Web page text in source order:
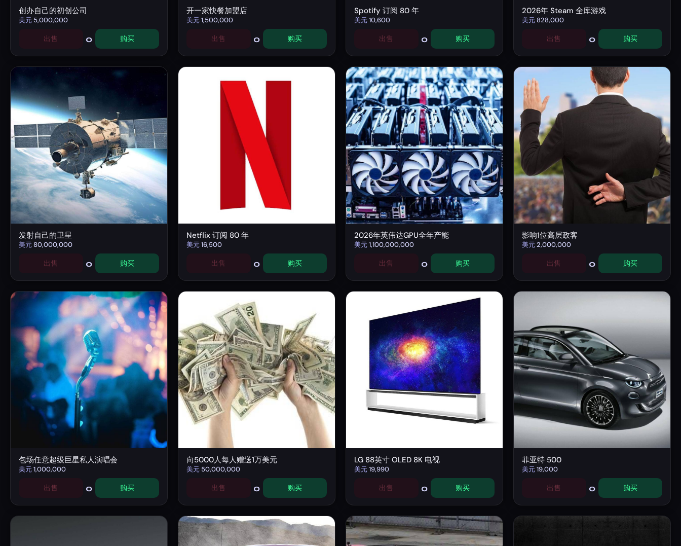
创办自己的初创公司
美元 5,000,000
出售 0 购买
开一家快餐加盟店
美元1,500,000
出售 0 购买
Spotify 订阅 80 年
美元10,600
出售 0 购买
2026年 Steam 全库游戏
美元828,000
出售 0 购买
发射自己的卫星
美元80,000,000
出售 0 购买
Netflix 订阅 80 年
美元16,500
出售 0 购买
2026年英伟达GPU全年产能
美元1,100,000,000
出售 0 购买
影响1位高层政客
美元2,000,000
出售 0 购买
包场任意超级巨星私人演唱会
美元1,000,000
出售 0 购买
向5000人每人赠送1万美元
美元 50,000,000
出售 0 购买
LG 88英寸 OLED 8K 电视
美元19,990
出售 0 购买
菲亚特 500
美元19,000
出售 0 购买